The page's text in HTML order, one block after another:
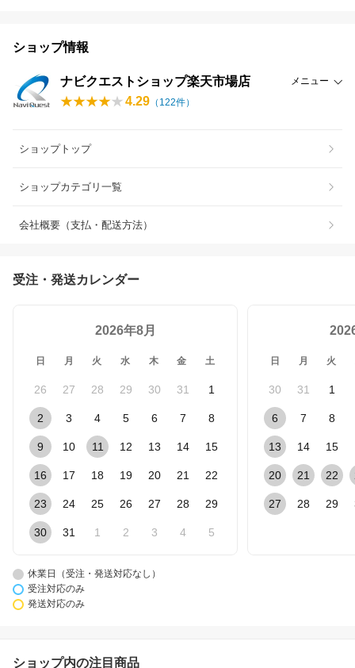
ショップ情報
ナビクエストショップ楽天市場店 メニュー
4.29 （ 122件）
ショップトップ
ショップカテゴリ一覧
会社概要（支払・配送方法）
受注・発送カレンダー
2026年8月
日 月 火 水 木 金 土
26 27 28 29 30 31 1
2 3 4 5 6 7 8
9 10 11 12 13 14 15
16 17 18 19 20 21 22
23 24 25 26 27 28 29
30 31 1 2 3 4 5
日 月 火
30 31 1
6 7 8
13 14 15
20 21 22
27 28 29
休業日（受注・発送対応なし）
受注対応のみ
発送対応のみ
ショップ内の注目商品